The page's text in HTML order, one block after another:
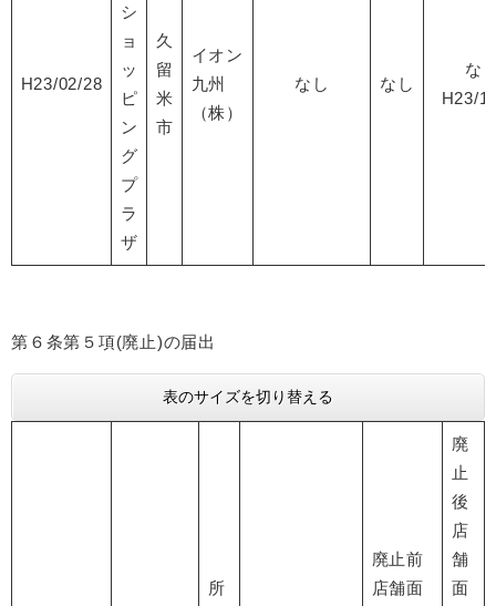
H23/02/28
シ
ョ
ッ
ピ
ン
グ
プ
ラ
ザ
久
留
米
市
イオン
九州
（株）
なし なし
な
H23/
第６条第５項(廃止)の届出
表のサイズを切り替える
所
廃止前
店舗面
廃
止
後
店
舗
面